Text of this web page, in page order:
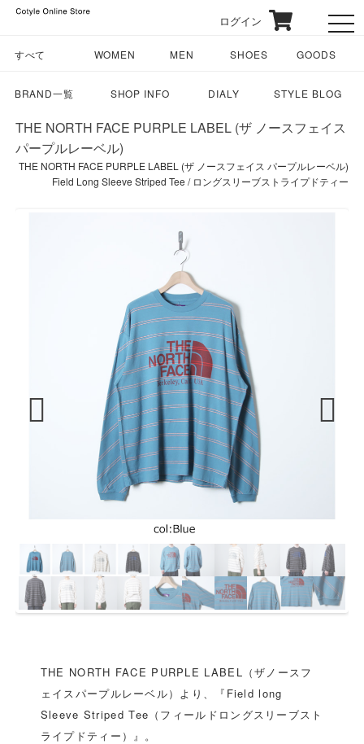
ログイン
すべて WOMEN MEN SHOES GOODS
BRAND一覧 SHOP INFO DIALY STYLE BLOG
THE NORTH FACE PURPLE LABEL (ザ ノースフェイス
パープルレーベル)
THE NORTH FACE PURPLE LABEL (ザ ノースフェイス パープルレーベル)
Field Long Sleeve Striped Tee / ロングスリーブストライプドティー
THE NORTH FACE PURPLE LABEL（ザノースフ
ェイスパープルレーベル）より、『Field long
Sleeve Striped Tee（フィールドロングスリーブスト
ライプドティー）』。